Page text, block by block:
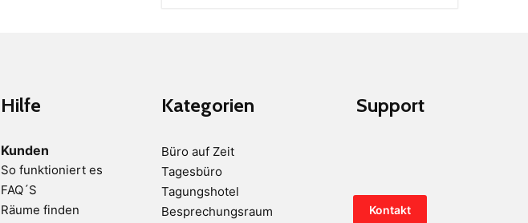
Hilfe
Kunden
So funktioniert es
FAQ´S
Räume finden
Kategorien
Büro auf Zeit
Tagesbüro
Tagungshotel
Besprechungsraum
Support
Kontakt